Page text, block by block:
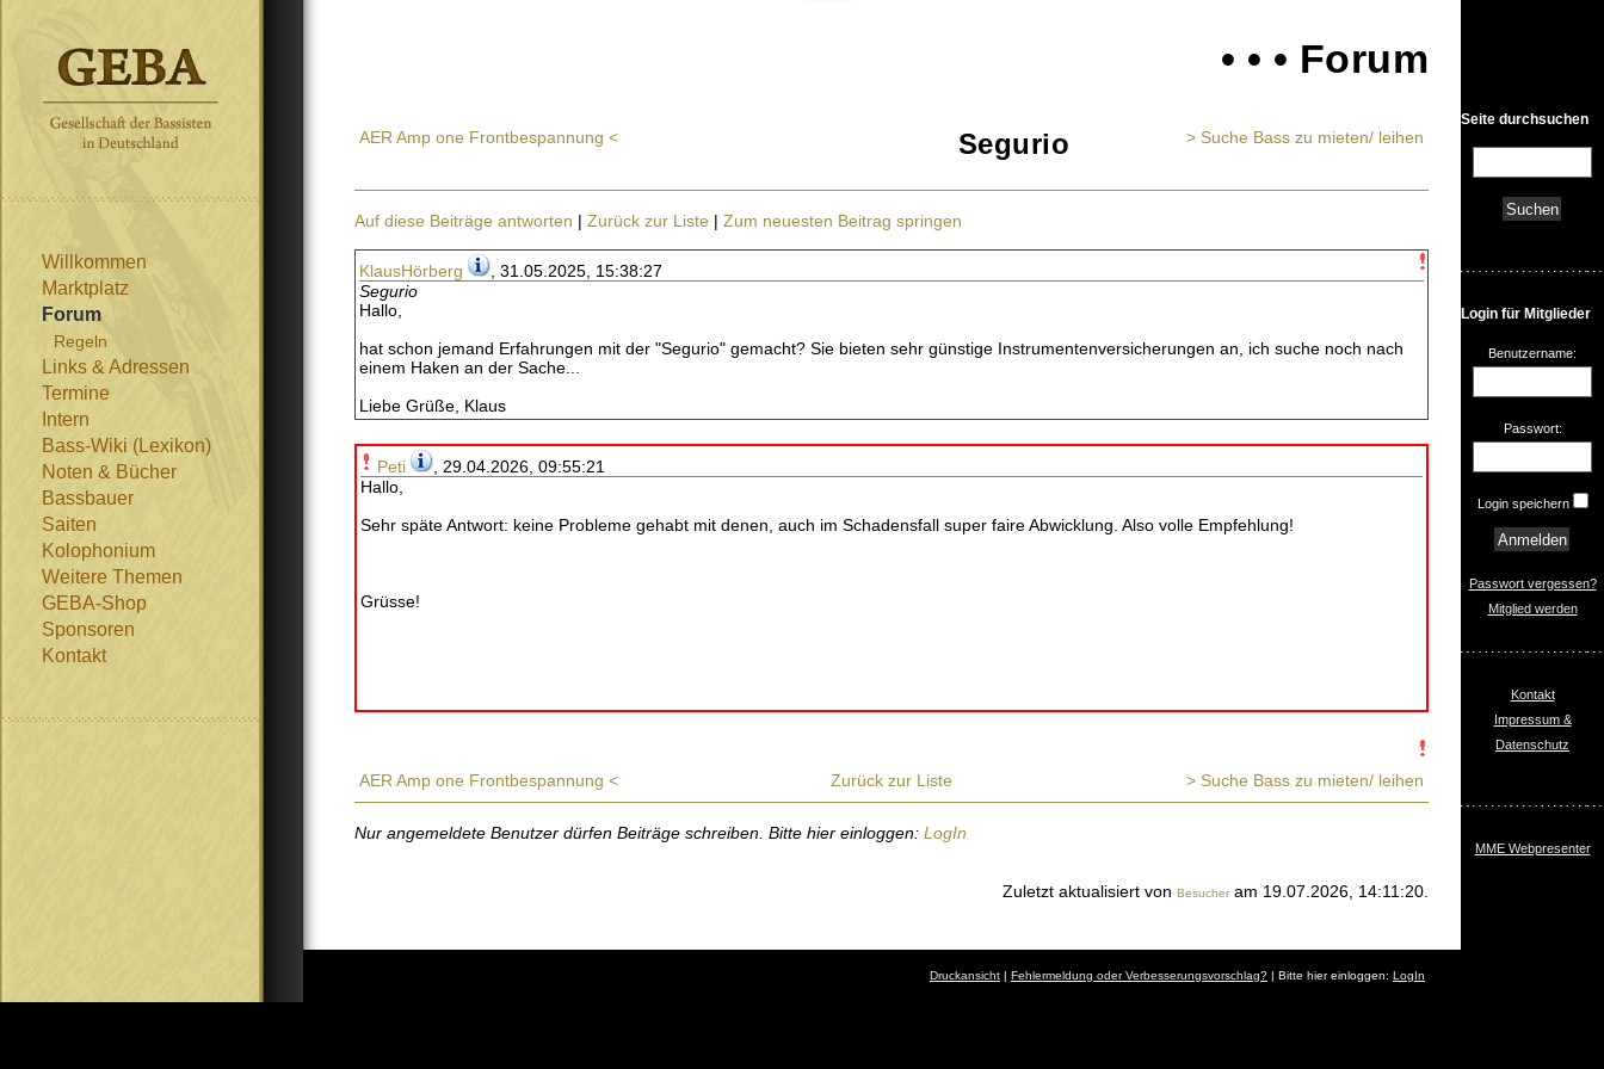
Willkommen
Marktplatz
Forum
Regeln
Links & Adressen
Termine
Intern
Bass-Wiki (Lexikon)
Noten & Bücher
Bassbauer
Saiten
Kolophonium
Weitere Themen
GEBA-Shop
Sponsoren
Kontakt
Seite durchsuchen
Login für Mitglieder
Benutzername:
Passwort:
Login speichern
Passwort vergessen?
Mitglied werden
Kontakt
Impressum &
Datenschutz
MME Webpresenter
• • • Forum
AER Amp one Frontbespannung < Segurio > Suche Bass zu mieten/ leihen
Auf diese Beiträge antworten | Zurück zur Liste | Zum neuesten Beitrag springen
KlausHörberg
, 31.05.2025, 15:38:27
Segurio
Hallo,
hat schon jemand Erfahrungen mit der "Segurio" gemacht? Sie bieten sehr günstige Instrumentenversicherungen an, ich suche noch nach
einem Haken an der Sache...
Liebe Grüße, Klaus
Peti
, 29.04.2026, 09:55:21
Hallo,
Sehr späte Antwort: keine Probleme gehabt mit denen, auch im Schadensfall super faire Abwicklung. Also volle Empfehlung!
Grüsse!
AER Amp one Frontbespannung < Zurück zur Liste > Suche Bass zu mieten/ leihen
Nur angemeldete Benutzer dürfen Beiträge schreiben. Bitte hier einloggen: LogIn
Zuletzt aktualisiert von Besucheram 19.07.2026, 14:11:20.
Druckansicht | Fehlermeldung oder Verbesserungsvorschlag? | Bitte hier einloggen: LogIn